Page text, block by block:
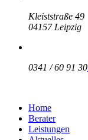
Kleiststraße 49
04157 Leipzig
0341 / 60 91 30
Home
Berater
Leistungen